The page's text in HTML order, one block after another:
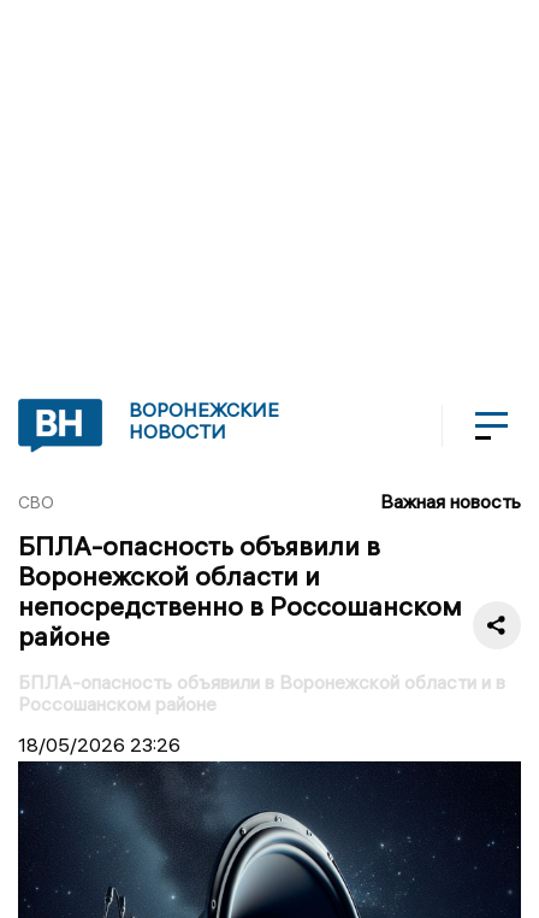
ВОРОНЕЖСКИЕ
НОВОСТИ
СВО Важная новость
БПЛА-опасность объявили в
Воронежской области и
непосредственно в Россошанском
районе
БПЛА-опасность объявили в Воронежской области и в
Россошанском районе
18/05/2026 23:26